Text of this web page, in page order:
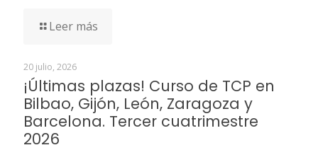
Leer más
20 julio, 2026
¡Últimas plazas! Curso de TCP en
Bilbao, Gijón, León, Zaragoza y
Barcelona. Tercer cuatrimestre
2026